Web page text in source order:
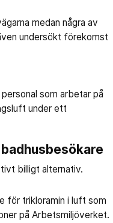
medan några av
undersökt förekomst
som arbetar på
under ett
billigt alternativ.
för trikloramin i luft som
på Arbetsmiljöverket.